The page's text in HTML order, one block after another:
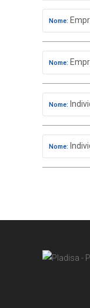
Nome:
Nome:
Nome:
Nome: